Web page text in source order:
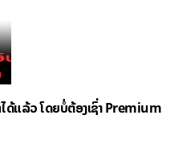
ດ້ແລ້ວ ໂດຍບໍ່ຕ້ອງເຊົ່າ Premium